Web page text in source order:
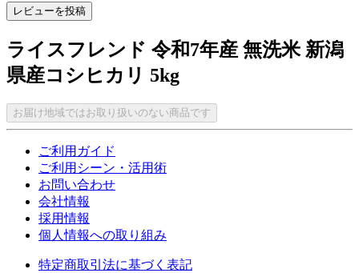
レビューを投稿
ライスフレンド 令和7年産 無洗米 新潟
県産コシヒカリ 5kg
お届け地域ではお取り扱いのない商品です
ご利用ガイド
ご利用シーン・活用術
お問い合わせ
会社情報
採用情報
個人情報への取り組み
特定商取引法に基づく表記